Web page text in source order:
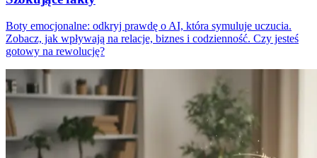
Boty emocjonalne: odkryj prawdę o AI, która symuluje uczucia.
Zobacz, jak wpływają na relacje, biznes i codzienność. Czy jesteś
gotowy na rewolucję?